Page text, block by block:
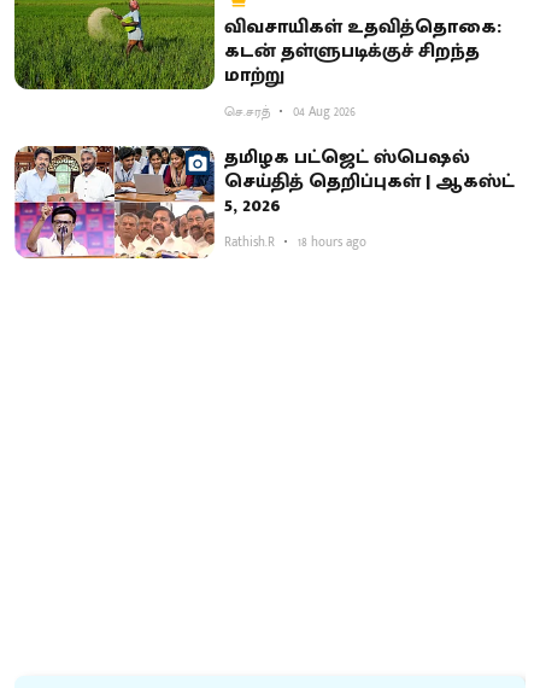
விவசாயிகள் உதவித்தொகை:
கடன் தள்ளுபடிக்குச் சிறந்த
மாற்று
செ.சரத் 04 Aug 2026
தமிழக பட்ஜெட் ஸ்பெஷல்
செய்தித் தெறிப்புகள் | ஆகஸ்ட்
5, 2026
Rathish.R 18 hours ago